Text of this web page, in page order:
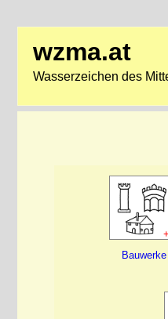
wzma.at
Wasserzeichen des
Bauwerke